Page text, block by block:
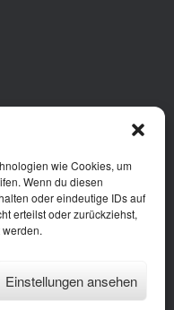
wie Cookies, um
Wenn du diesen
oder eindeutige IDs auf
erteilst oder zurückziehst,
Einstellungen ansehen